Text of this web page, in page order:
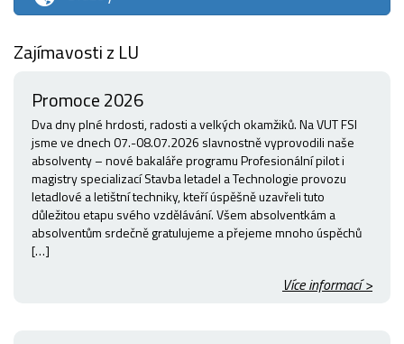
Zajímavosti z LU
Promoce 2026
Dva dny plné hrdosti, radosti a velkých okamžiků. Na VUT FSI
jsme ve dnech 07.-08.07.2026 slavnostně vyprovodili naše
absolventy – nové bakaláře programu Profesionální pilot i
magistry specializací Stavba letadel a Technologie provozu
letadlové a letištní techniky, kteří úspěšně uzavřeli tuto
důležitou etapu svého vzdělávání. Všem absolventkám a
absolventům srdečně gratulujeme a přejeme mnoho úspěchů
[…]
Více informací >